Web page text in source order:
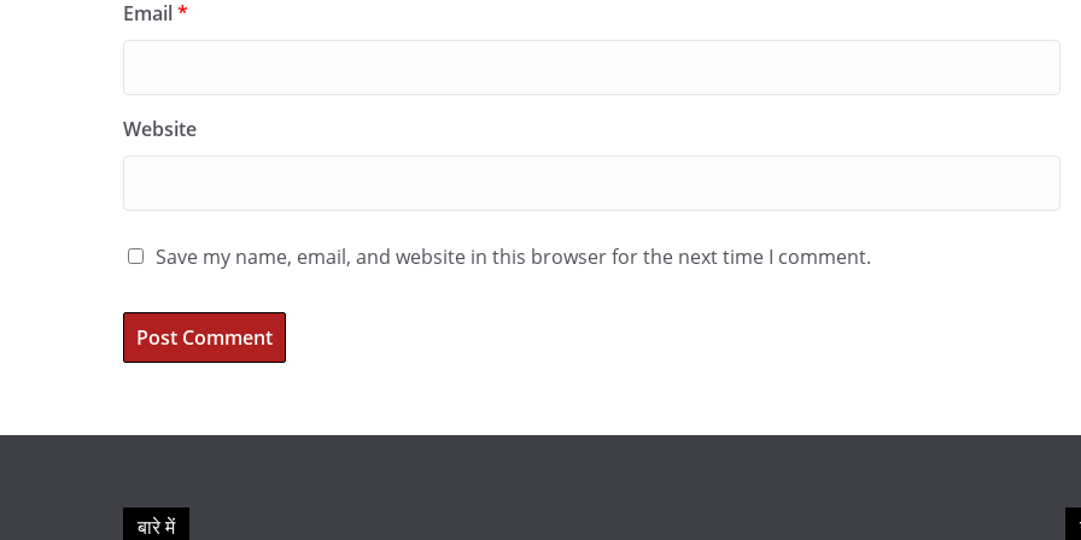
Email*
Website
Save my name, email, and website in this browser for the next time I comment.
बारे में